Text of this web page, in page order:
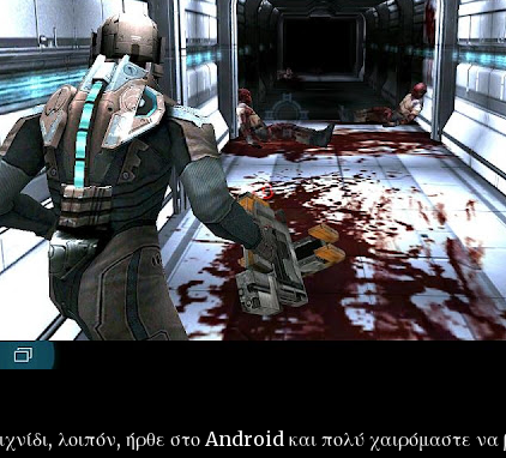
λοιπόν, ήρθε στο Android και πολύ χαιρόμαστε